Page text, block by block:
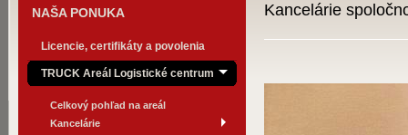
NAŠA PONUKA
Licencie, certifikáty a povolenia
TRUCK Areál Logistické centrum
Celkový pohľad na areál
Kancelárie
Kancelárie